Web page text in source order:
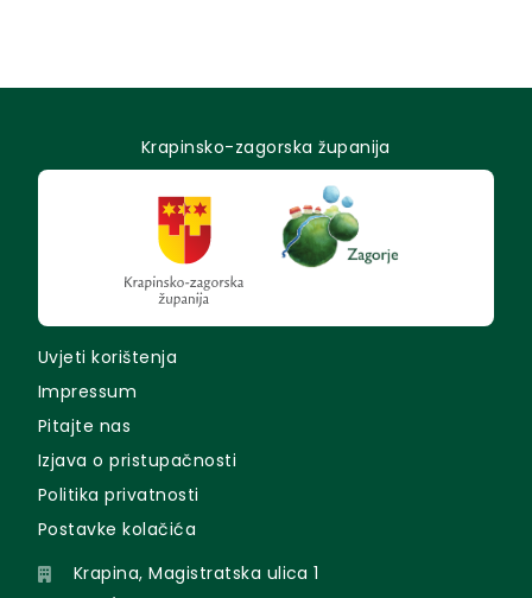
Krapinsko-zagorska županija
Uvjeti korištenja
Impressum
Pitajte nas
Izjava o pristupačnosti
Politika privatnosti
Postavke kolačića
Krapina, Magistratska ulica 1